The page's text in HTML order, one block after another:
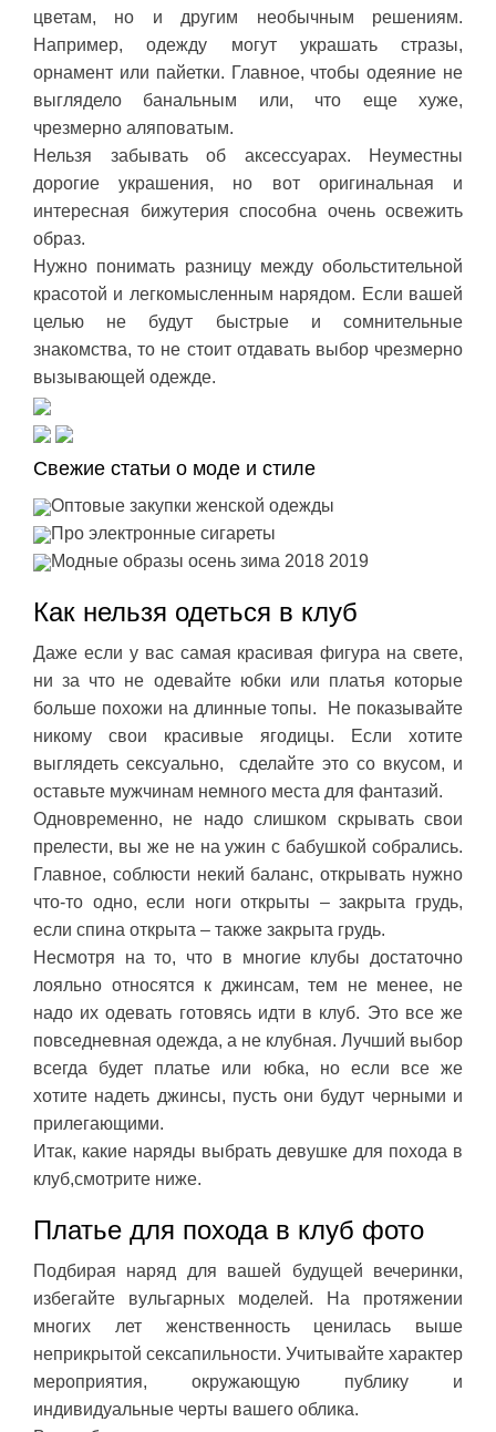
цветам, но и другим необычным решениям.
Например, одежду могут украшать стразы,
орнамент или пайетки. Главное, чтобы одеяние не
выглядело банальным или, что еще хуже,
чрезмерно аляповатым.
Нельзя забывать об аксессуарах. Неуместны
дорогие украшения, но вот оригинальная и
интересная бижутерия способна очень освежить
образ.
Нужно понимать разницу между обольстительной
красотой и легкомысленным нарядом. Если вашей
целью не будут быстрые и сомнительные
знакомства, то не стоит отдавать выбор чрезмерно
вызывающей одежде.
Свежие статьи о моде и стиле
Оптовые закупки женской одежды
Про электронные сигареты
Модные образы осень зима 2018 2019
Как нельзя одеться в клуб
Даже если у вас самая красивая фигура на свете,
ни за что не одевайте юбки или платья которые
больше похожи на длинные топы. Не показывайте
никому свои красивые ягодицы. Если хотите
выглядеть сексуально, сделайте это со вкусом, и
оставьте мужчинам немного места для фантазий.
Одновременно, не надо слишком скрывать свои
прелести, вы же не на ужин с бабушкой собрались.
Главное, соблюсти некий баланс, открывать нужно
что-то одно, если ноги открыты – закрыта грудь,
если спина открыта – также закрыта грудь.
Несмотря на то, что в многие клубы достаточно
лояльно относятся к джинсам, тем не менее, не
надо их одевать готовясь идти в клуб. Это все же
повседневная одежда, а не клубная. Лучший выбор
всегда будет платье или юбка, но если все же
хотите надеть джинсы, пусть они будут черными и
прилегающими.
Итак, какие наряды выбрать девушке для похода в
клуб,смотрите ниже.
Платье для похода в клуб фото
Подбирая наряд для вашей будущей вечеринки,
избегайте вульгарных моделей. На протяжении
многих лет женственность ценилась выше
неприкрытой сексапильности. Учитывайте характер
мероприятия, окружающую публику и
индивидуальные черты вашего облика.